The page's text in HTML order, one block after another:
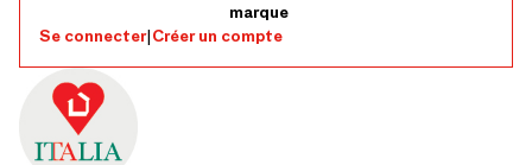
marque
Se connecter|Créer un compte